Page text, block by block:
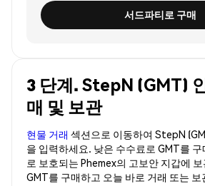
서드파티로 구매
3 단계. StepN (GMT)
매 및 보관
현물 거래 섹션으로 이동하여 StepN
을 입력하세요. 낮은 수수료로 GMT를
로 보호되는 Phemex의 고보안 지갑에
GMT를 구매하고 오늘 바로 거래 또는